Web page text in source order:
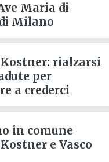
Maria di
Milano
rialzarsi
per
a crederci
in comune
e Vasco